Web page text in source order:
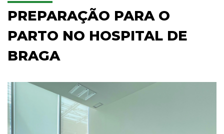
PREPARAÇÃO PARA O
PARTO NO HOSPITAL DE
BRAGA